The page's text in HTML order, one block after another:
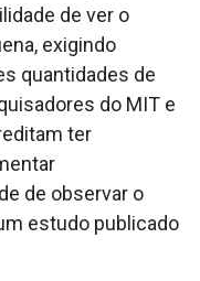
de ver o
exigindo
quantidades de
do MIT e
ter
de observar o
estudo publicado